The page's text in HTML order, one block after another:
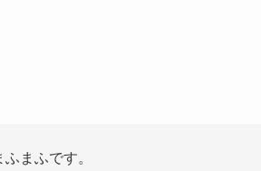
ふまふです。